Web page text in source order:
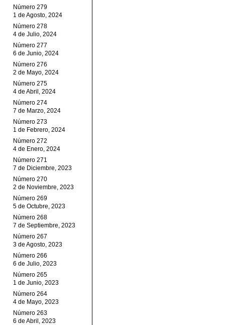
Número 279
1 de Agosto, 2024
Número 278
4 de Julio, 2024
Número 277
6 de Junio, 2024
Número 276
2 de Mayo, 2024
Número 275
4 de Abril, 2024
Número 274
7 de Marzo, 2024
Número 273
1 de Febrero, 2024
Número 272
4 de Enero, 2024
Número 271
7 de Diciembre, 2023
Número 270
2 de Noviembre, 2023
Número 269
5 de Octubre, 2023
Número 268
7 de Septiembre, 2023
Número 267
3 de Agosto, 2023
Número 266
6 de Julio, 2023
Número 265
1 de Junio, 2023
Número 264
4 de Mayo, 2023
Número 263
6 de Abril, 2023